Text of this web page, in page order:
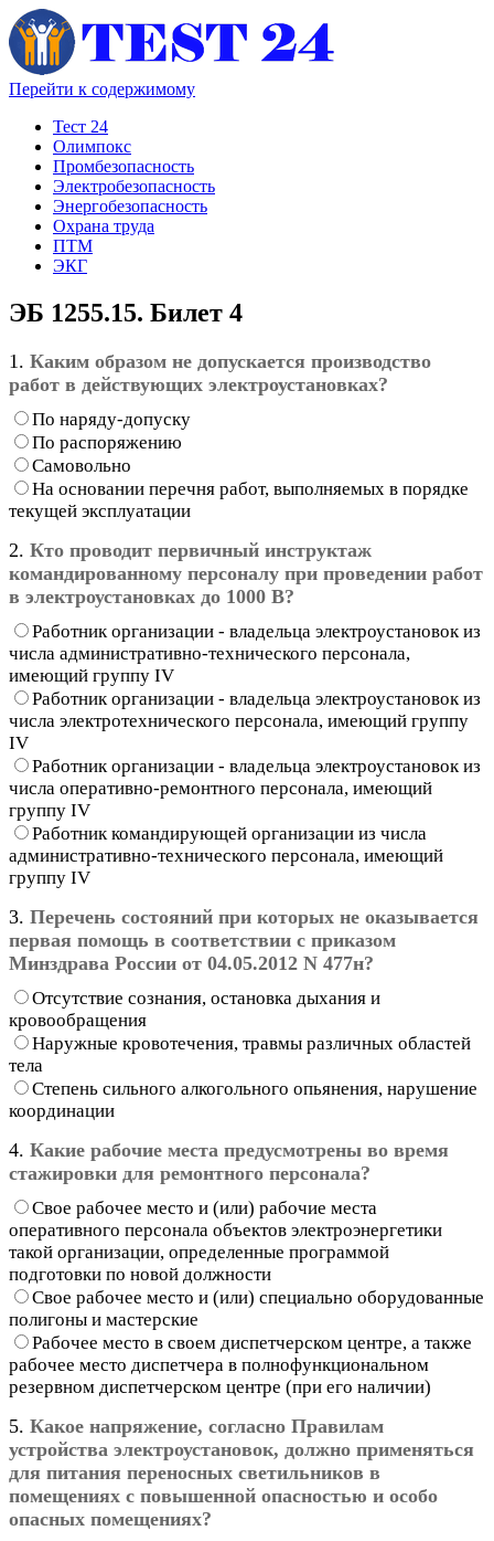
Перейти к содержимому
Тест 24
Олимпокс
Промбезопасность
Электробезопасность
Энергобезопасность
Охрана труда
ПТМ
ЭКГ
ЭБ 1255.15. Билет 4
1. Каким образом не допускается производство
работ в действующих электроустановках?
По наряду-допуску
По распоряжению
Самовольно
На основании перечня работ, выполняемых в порядке
текущей эксплуатации
2. Кто проводит первичный инструктаж
командированному персоналу при проведении работ
в электроустановках до 1000 В?
Работник организации - владельца электроустановок из
числа административно-технического персонала,
имеющий группу IV
Работник организации - владельца электроустановок из
числа электротехнического персонала, имеющий группу
IV
Работник организации - владельца электроустановок из
числа оперативно-ремонтного персонала, имеющий
группу IV
Работник командирующей организации из числа
административно-технического персонала, имеющий
группу IV
3. Перечень состояний при которых не оказывается
первая помощь в соответствии с приказом
Минздрава России от 04.05.2012 N 477н?
Отсутствие сознания, остановка дыхания и
кровообращения
Наружные кровотечения, травмы различных областей
тела
Степень сильного алкогольного опьянения, нарушение
координации
4. Какие рабочие места предусмотрены во время
стажировки для ремонтного персонала?
Свое рабочее место и (или) рабочие места
оперативного персонала объектов электроэнергетики
такой организации, определенные программой
подготовки по новой должности
Свое рабочее место и (или) специально оборудованные
полигоны и мастерские
Рабочее место в своем диспетчерском центре, а также
рабочее место диспетчера в полнофункциональном
резервном диспетчерском центре (при его наличии)
5. Какое напряжение, согласно Правилам
устройства электроустановок, должно применяться
для питания переносных светильников в
помещениях с повышенной опасностью и особо
опасных помещениях?